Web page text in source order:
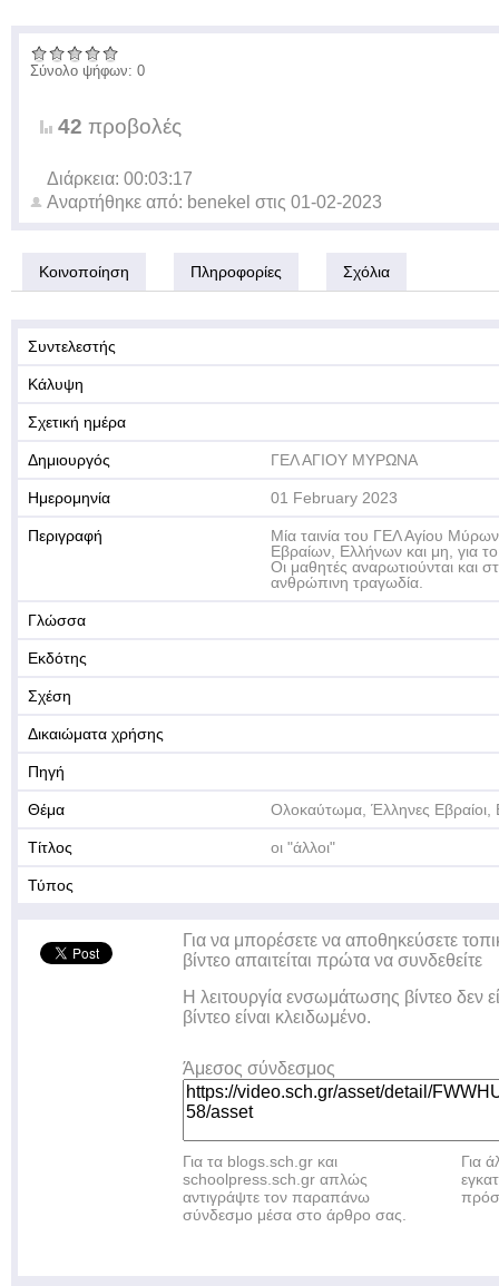
Σύνολο ψήφων: 0
42 προβολές
Διάρκεια: 00:03:17
Αναρτήθηκε από: benekel στις 01-02-2023
Κοινοποίηση Πληροφορίες Σχόλια
Συντελεστής
Κάλυψη
Σχετική ημέρα
Δημιουργός ΓΕΛ ΑΓΙΟΥ ΜΥΡΩΝΑ
Ημερομηνία 01 February 2023
Περιγραφή
Μία ταινία του ΓΕΛ Αγίου
Εβραίων, Ελλήνων και μη, για
Οι μαθητές αναρωτιούνται και
ανθρώπινη τραγωδία.
Γλώσσα
Εκδότης
Σχέση
Δικαιώματα χρήσης
Πηγή
Θέμα Ολοκαύτωμα, Έλληνες
Τίτλος οι "άλλοι"
Τύπος
Για να μπορέσετε να αποθηκεύσετε
βίντεο απαιτείται πρώτα να συνδεθείτε
Η λειτουργία ενσωμάτωσης βίντεο δεν
βίντεο είναι κλειδωμένο.
Άμεσος σύνδεσμος
Για τα blogs.sch.gr και
schoolpress.sch.gr απλώς
αντιγράψτε τον παραπάνω
σύνδεσμο μέσα στο άρθρο σας.
Για